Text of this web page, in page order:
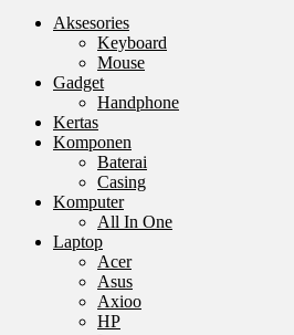
Aksesories
Keyboard
Mouse
Gadget
Handphone
Kertas
Komponen
Baterai
Casing
Komputer
All In One
Laptop
Acer
Asus
Axioo
HP